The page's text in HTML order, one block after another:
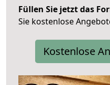
Füllen Sie jetzt das
Sie kostenlose
Kostenlose